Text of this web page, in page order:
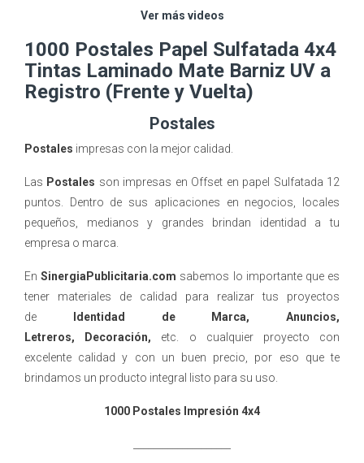
Ver más videos
1000 Postales Papel Sulfatada 4x4
Tintas Laminado Mate Barniz UV a
Registro (Frente y Vuelta)
Postales
Postales impresas con la mejor calidad.
Las Postales son impresas en Offset en papel Sulfatada 12
puntos. Dentro de sus aplicaciones en negocios, locales
pequeños, medianos y grandes brindan identidad a tu
empresa o marca.
EnSinergiaPublicitaria.com sabemos lo importante que es
tener materiales de calidad para realizar tus proyectos
de
Identidad de Marca, Anuncios,
Letreros, Decoración, etc. o cualquier proyecto con
excelente calidad y con un buen precio, por eso que te
brindamos un producto integral listo para su uso.
1000 Postales Impresión 4x4